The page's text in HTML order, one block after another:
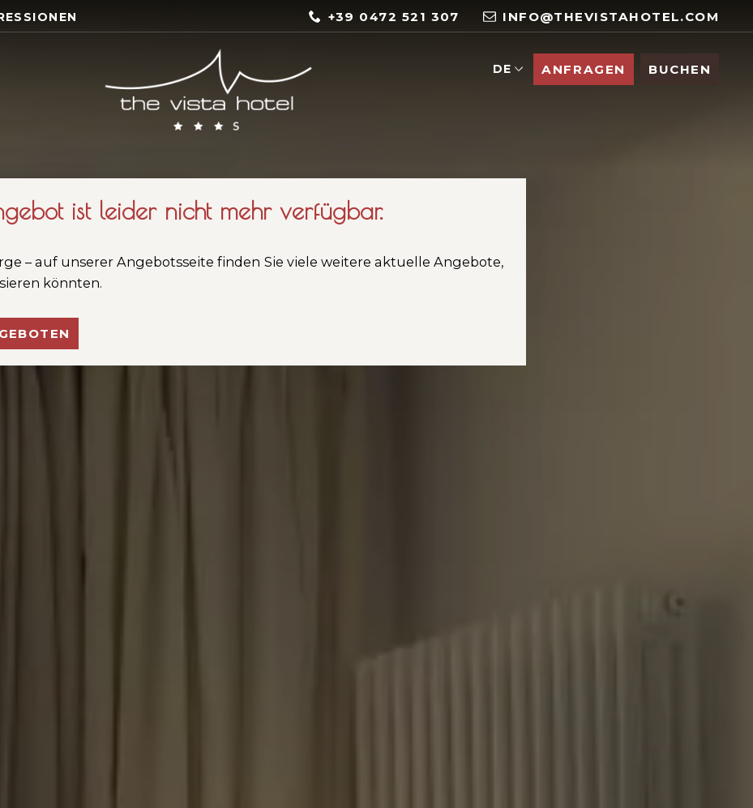
+39 0472 521 307 INFO@THEVISTAHOTEL.COM
DE ANFRAGEN BUCHEN
ist leider nicht mehr verfügbar.
– auf unserer Angebotsseite finden Sie viele weitere aktuelle Angebote,
könnten.